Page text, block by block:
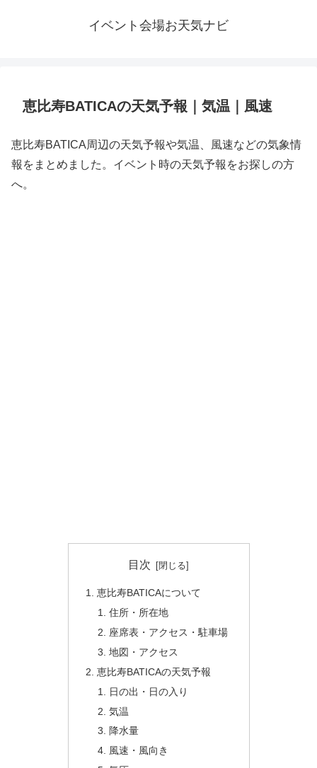
イベント会場お天気ナビ
恵比寿BATICAの天気予報｜気温｜風速
恵比寿BATICA周辺の天気予報や気温、風速などの気象情
報をまとめました。イベント時の天気予報をお探しの方
へ。
目次
恵比寿BATICAについて
住所・所在地
座席表・アクセス・駐車場
地図・アクセス
恵比寿BATICAの天気予報
日の出・日の入り
気温
降水量
風速・風向き